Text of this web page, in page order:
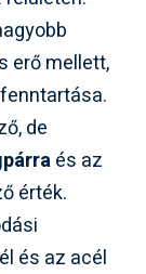
erő mellett,
de
és az
érték.
és az acél